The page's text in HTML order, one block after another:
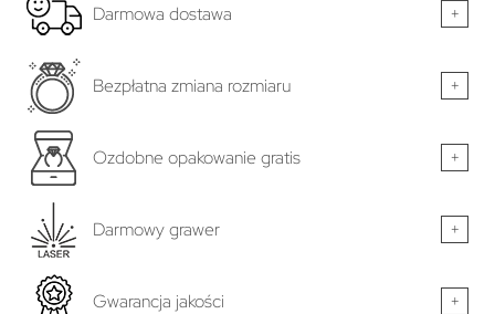
Darmowa dostawa +
Bezpłatna zmiana rozmiaru +
Ozdobne opakowanie gratis +
Darmowy grawer +
Gwarancja jakości +